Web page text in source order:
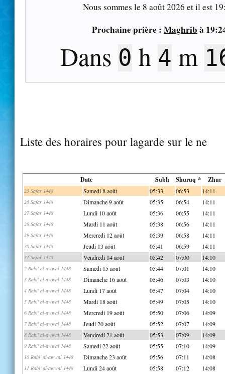
Nous sommes le 8 août 2026 et il est
Prochaine prière : Maghrib à
Dans 0 h 4 m
Liste des horaires pour lagarde sur le ne
Date Subh Shuruq * Zhur
25 Safar 1448 Samedi 8 août 05:33 06:53 14:11
26 Safar 1448 Dimanche 9 août 05:35 06:54 14:11
27 Safar 1448 Lundi 10 août 05:36 06:55 14:11
28 Safar 1448 Mardi 11 août 05:38 06:56 14:11
29 Safar 1448 Mercredi 12 août 05:39 06:58 14:11
30 Safar 1448 Jeudi 13 août 05:41 06:59 14:11
31 Safar 1448 Vendredi 14 août 05:42 07:00 14:10
2 Rabi' al-awwal 1448 Samedi 15 août 05:44 07:01 14:10
3 Rabi' al-awwal 1448 Dimanche 16 août 05:46 07:03 14:10
4 Rabi' al-awwal 1448 Lundi 17 août 05:47 07:04 14:10
5 Rabi' al-awwal 1448 Mardi 18 août 05:49 07:05 14:10
6 Rabi' al-awwal 1448 Mercredi 19 août 05:50 07:06 14:09
7 Rabi' al-awwal 1448 Jeudi 20 août 05:52 07:07 14:09
8 Rabi' al-awwal 1448 Vendredi 21 août 05:53 07:09 14:09
9 Rabi' al-awwal 1448 Samedi 22 août 05:55 07:10 14:09
10 Rabi' al-awwal 1448 Dimanche 23 août 05:56 07:11 14:08
11 Rabi' al-awwal 1448 Lundi 24 août 05:58 07:12 14:08